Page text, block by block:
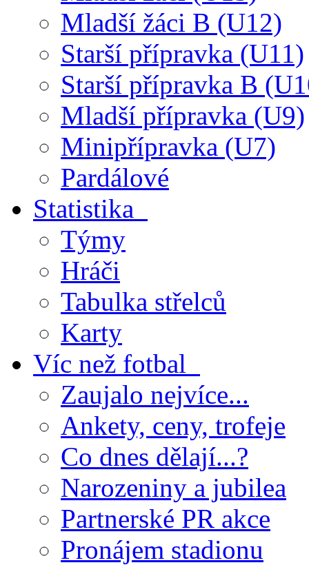
Mladší žáci B (U12)
Starší přípravka (U11)
Starší přípravka B
Mladší přípravka (U9)
Minipřípravka (U7)
Pardálové
Statistika
Týmy
Hráči
Tabulka střelců
Karty
Víc než fotbal
Zaujalo nejvíce...
Ankety, ceny, trofeje
Co dnes dělají...?
Narozeniny a jubilea
Partnerské PR akce
Pronájem stadionu